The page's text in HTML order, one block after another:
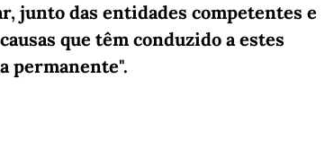
junto das entidades competentes e
que têm conduzido a estes
permanente".